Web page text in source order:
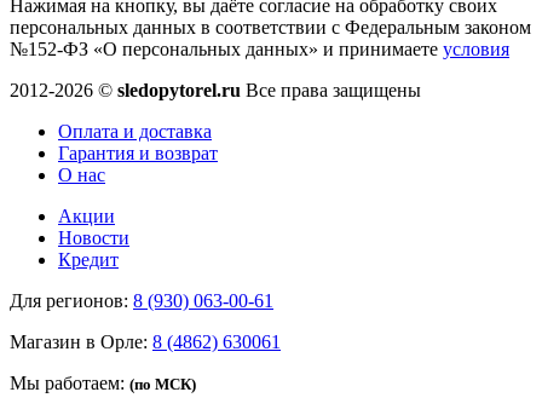
Нажимая на кнопку, вы даёте согласие на обработку своих
персональных данных в соответствии с Федеральным законом
№152-ФЗ «О персональных данных» и принимаете условия
2012-2026 © sledopytorel.ru Все права защищены
Оплата и доставка
Гарантия и возврат
О нас
Акции
Новости
Кредит
Для регионов: 8 (930) 063-00-61
Магазин в Орле: 8 (4862) 630061
Мы работаем: (по МСК)